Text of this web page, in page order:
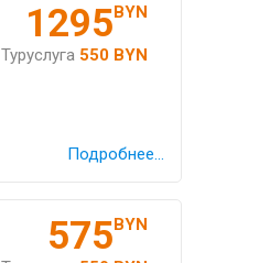
1295BYN
Туруслуга 550 BYN
Подробнее...
575BYN